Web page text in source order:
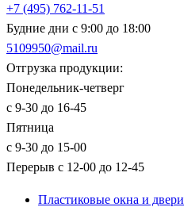
+7 (495) 762-11-51
Будние дни с 9:00 до 18:00
5109950@mail.ru
Отгрузка продукции:
Понедельник-четверг
с 9-30 до 16-45
Пятница
с 9-30 до 15-00
Перерыв с 12-00 до 12-45
Пластиковые окна и двери